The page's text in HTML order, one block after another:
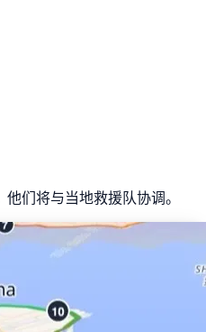
们将与当地救援队协调。